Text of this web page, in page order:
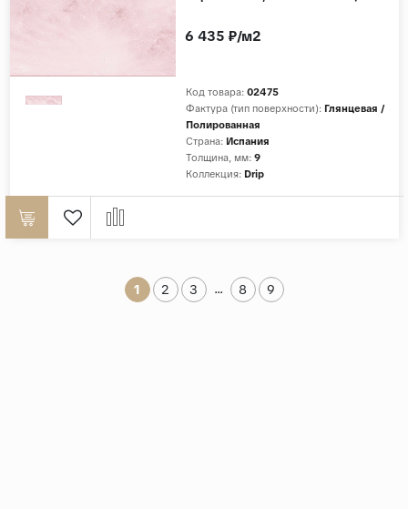
Код товара: 02475
Фактура (тип поверхности): Глянцевая /
Полированная
Страна: Испания
Толщина, мм: 9
Коллекция: Drip
6 435 ₽/м2
1 2 3 ... 8 9